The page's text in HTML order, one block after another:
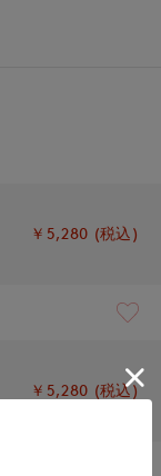
￥5,280 (税込)
￥5,280 (税込)